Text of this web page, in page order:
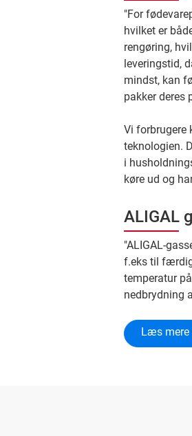
"For
hvilket er
rengøring,
leveringstid,
mindst, kan
pakker deres
Vi forbrugere
teknologien.
i
køre ud og
ALIGAL
"ALIGAL-
f.eks til
temperatur
nedbrydning
Læs mere